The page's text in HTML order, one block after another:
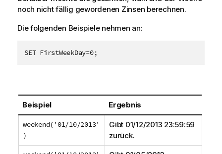
noch nicht fällig gewordenen Zinsen berechnen.
Die folgenden Beispiele nehmen an:
SET FirstWeekDay=0;
Beispiel Ergebnis
weekend('01/10/2013'
)
Gibt 01/12/2013 23:59:59
zurück.